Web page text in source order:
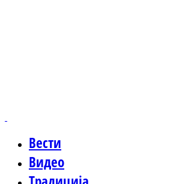
Вести
Видео